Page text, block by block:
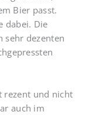
Bier passt.
dabei. Die
sehr dezenten
rezent und nicht
auch im